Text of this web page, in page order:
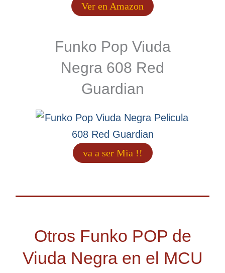
Ver en Amazon
Funko Pop Viuda
Negra 608 Red
Guardian
va a ser Mia !!
Otros Funko POP de
Viuda Negra en el MCU